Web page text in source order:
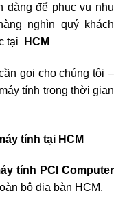
dàng để phục vụ nhu
nghìn quý khách
tại
HCM
gọi cho chúng tôi –
tính trong thời gian
tính tại HCM
tính PCI Computer
bộ địa bàn HCM.